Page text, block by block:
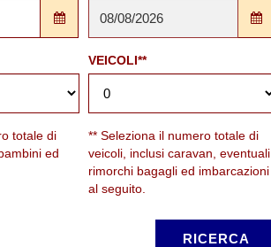
VEICOLI**
totale di
ed
** Seleziona il numero totale di
veicoli, inclusi caravan, eventuali
rimorchi bagagli ed imbarcazioni
al seguito.
RICERCA